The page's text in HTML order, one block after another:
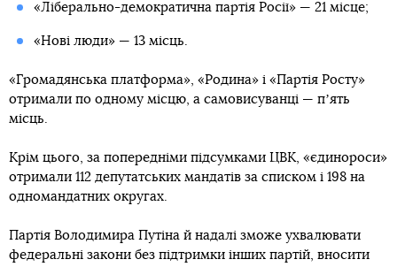
«Ліберально-демократична партія Росії» — 21 місце;
«Нові люди» — 13 місць.
«Громадянська платформа», «Родина» і «Партія Росту»
отримали по одному місцю, а самовисуванці — пʼять
місць.
Крім цього, за попередніми підсумками ЦВК, «єдинороси»
отримали 112 депутатських мандатів за списком і 198 на
одномандатних округах.
Партія Володимира Путіна й надалі зможе ухвалювати
федеральні закони без підтримки інших партій, вносити